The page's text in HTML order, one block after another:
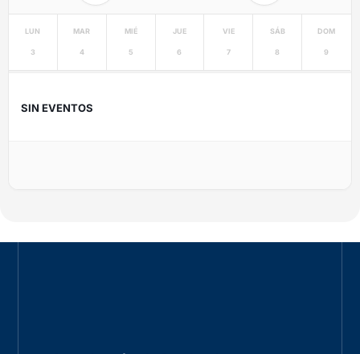
LUN
3
MAR
4
MIÉ
5
JUE
6
VIE
7
SÁB
8
DOM
9
SIN EVENTOS